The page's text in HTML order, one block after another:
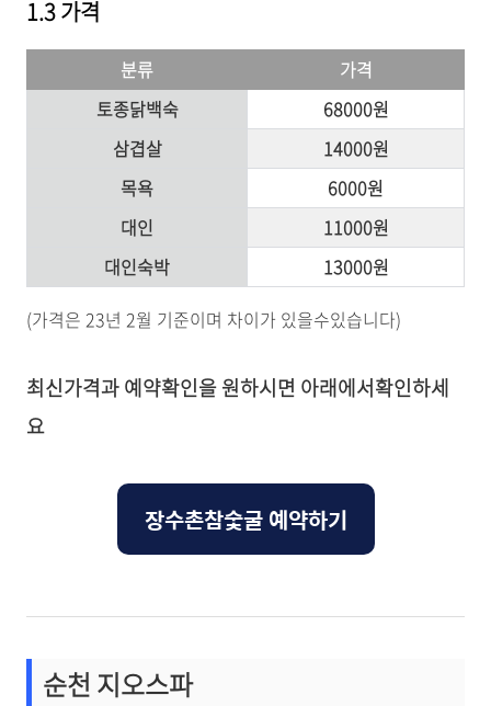
1.3 가격
분류
가격
토종닭백숙
68000원
삼겹살
14000원
목욕
6000원
대인
11000원
대인숙박
13000원
(가격은 23년 2월 기준이며 차이가 있을수있습니다)
최신가격과 예약확인을 원하시면 아래에서확인하세
요
장수촌참숯굴 예약하기
순천 지오스파